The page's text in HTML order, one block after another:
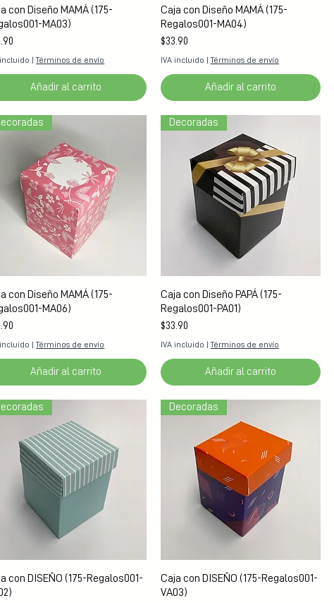
Vista rápida
con Diseño MAMÁ (175-
MA03)
incluido |Términos de envío
Añadir al carrito
Vista rápida
Caja con Diseño MAMÁ (175-
Regalos001-MA04)
Precio
$33.90
IVA incluido |Términos de envío
Añadir al carrito
Vista rápida
con Diseño MAMÁ (175-
MA06)
incluido |Términos de envío
Añadir al carrito
Vista rápida
Decoradas
Caja con Diseño PAPÁ (175-
Regalos001-PA01)
Precio
$33.90
IVA incluido |Términos de envío
Añadir al carrito
Vista rápida
con DISEÑO (175-Regalos001-
Vista rápida
Decoradas
Caja con DISEÑO (175-Regalos001-
VA03)